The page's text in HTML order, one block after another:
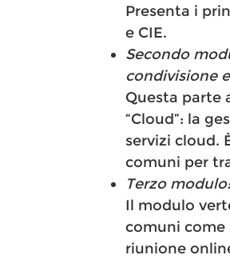
Presenta i
e CIE.
Secondo
condivisione
Questa parte
“Cloud”: la
servizi cloud.
comuni per
Terzo
Il modulo
comuni come
riunione